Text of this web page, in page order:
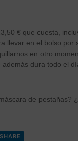
€ que cuesta,
llevar en el bolso por
en otro
además dura todo el
de pestañas?
SHARE